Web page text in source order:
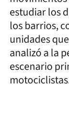
estudiar los
los barrios,
unidades
analizó a la
escenario